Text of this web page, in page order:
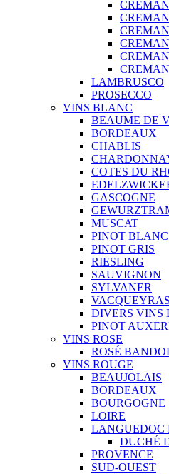
LAMBRUSCO
PROSECCO
VINS BLANC
BEAUME DE
BORDEAUX
CHABLIS
COTES DU
GASCOGNE
MUSCAT
PINOT BLANC
PINOT GRIS
RIESLING
SAUVIGNON
SYLVANER
VACQUEYRAS
DIVERS VINS
PINOT
VINS ROSE
ROSÉ
VINS ROUGE
BEAUJOLAIS
BORDEAUX
BOURGOGNE
LOIRE
LANGUEDOC
DUCHÉ
PROVENCE
SUD-OUEST